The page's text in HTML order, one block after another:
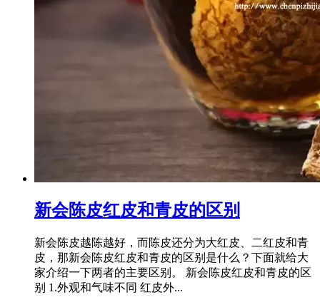
新会陈皮红皮和青皮的区别
新会陈皮越陈越好，而陈皮还分为大红皮、二红皮和青
皮，那新会陈皮红皮和青皮的区别是什么？下面就给大
家介绍一下两者的主要区别。 新会陈皮红皮和青皮的区
别 1.外观和气味不同 红皮外...